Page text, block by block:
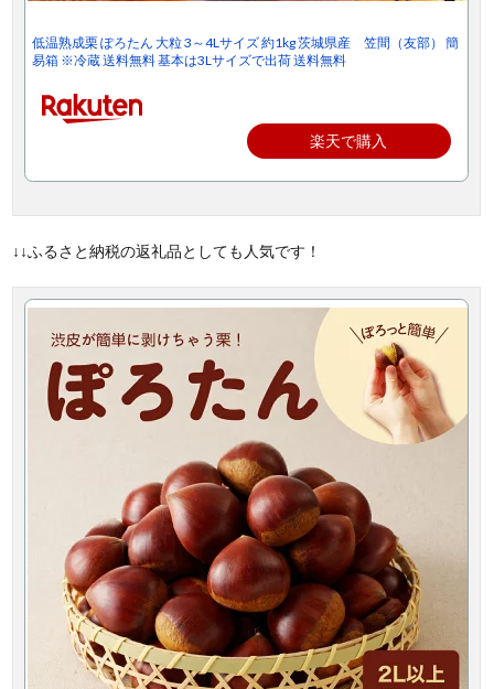
低温熟成栗 ぽろたん 大粒 3～4Lサイズ 約1kg 茨城県産 笠間（友部） 簡
易箱 ※冷蔵 送料無料 基本は3Lサイズで出荷 送料無料
楽天で購入
↓↓ふるさと納税の返礼品としても人気です！